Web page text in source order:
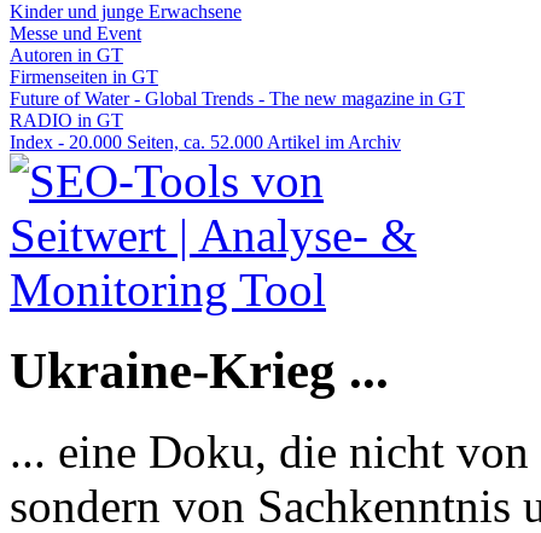
Kinder und junge Erwachsene
Messe und Event
Autoren in GT
Firmenseiten in GT
Future of Water - Global Trends - The new magazine in GT
RADIO in GT
Index - 20.000 Seiten, ca. 52.000 Artikel im Archiv
Ukraine-Krieg ...
... eine Doku, die nicht
sondern von Sachkenntnis